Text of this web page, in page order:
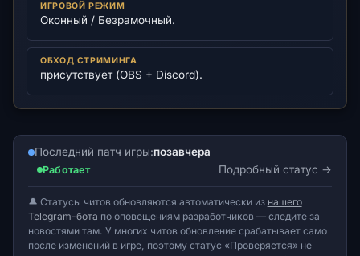
ИГРОВОЙ РЕЖИМ
Оконный / Безрамочный.
ОБХОД СТРИМИНГА
присутствует (OBS + Discord).
Последний патч игры:позавчера
Работает Подробный статус
🔔 Статусы читов обновляются автоматически из нашего
Telegram-бота по оповещениям разработчиков — следите за
новостями там. У многих читов обновление срабатывает само
после изменений в игре, поэтому статус «Проверяется» не